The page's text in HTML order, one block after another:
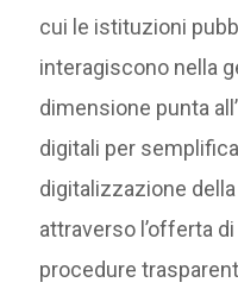
cui le istituzioni
interagiscono nella
dimensione punta
digitali per
digitalizzazione
attraverso l’offerta
procedure